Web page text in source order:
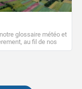
glossaire météo et
au fil de nos
liens utiles vers nos